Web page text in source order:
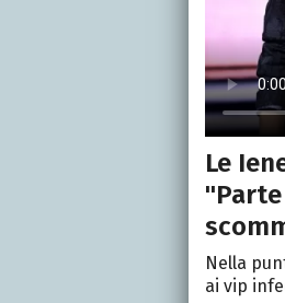
Le
Nella
ai vip